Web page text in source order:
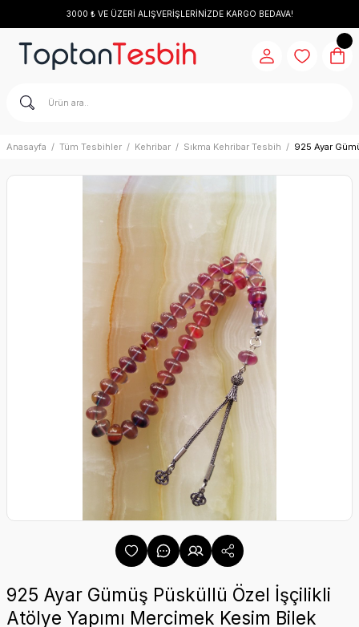
3000 ₺ VE ÜZERİ ALIŞVERİŞLERİNİZDE KARGO BEDAVA!
Anasayfa Tüm Tesbihler Kehribar Sıkma Kehribar Tesbih 925 Ayar
925 Ayar Gümüş Püsküllü Özel İşçilikli
Atölye Yapımı Mercimek Kesim Bilek